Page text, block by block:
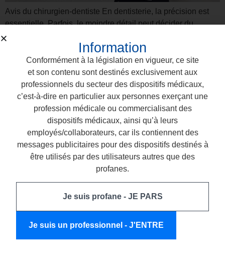
Avis du chirurgien-dentiste En dentisterie, la précision est
essentielle. Parfois, le moindre détail peut décider du
succès d’un traitement. FLOW-COLOR est bien plus qu’un
simple composite fluide – c’est un marqueur, un repère et un
outil pratique qui facilite le contrôle à différentes étapes du
traitement. Les praticiens qui l’utilisent au quotidien
partagent leurs expériences. Précision dans les cas […]
Information
Conformément à la législation en vigueur, ce site
et son contenu sont destinés exclusivement aux
professionnels du secteur des dispositifs médicaux,
c’est-à-dire en particulier aux personnes exerçant une
profession médicale ou commercialisant des
dispositifs médicaux, ainsi qu’à leurs
employés/collaborateurs, car ils contiennent des
messages publicitaires pour des dispositifs destinés à
être utilisés par des utilisateurs autres que des
profanes.
Je suis profane - JE PARS
Je suis un professionnel - J'ENTRE